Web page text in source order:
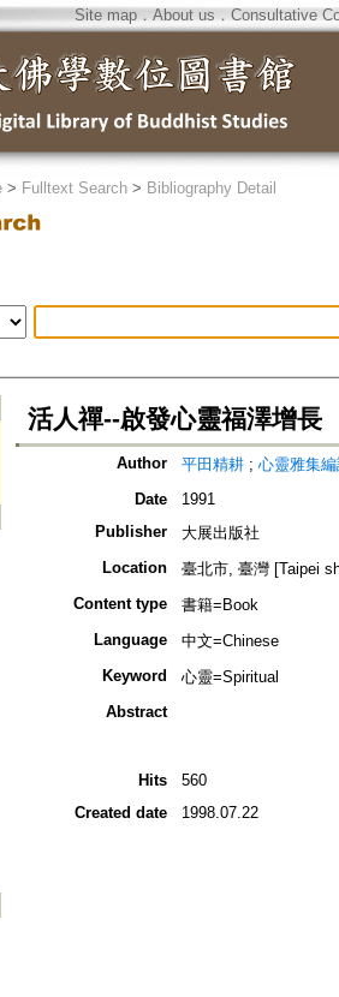
Site map．About us ． Consultative
> Fulltext Search > Bibliography Detail
活人禪--啟發心靈福澤增長
Author 平田精耕 ; 心靈雅集
Date
1991
Publisher
大展出版社
Location
臺北市, 臺灣 [Taipei
Content type
書籍=Book
Language
中文=Chinese
Keyword
心靈=Spiritual
Abstract
Hits
560
Created date
1998.07.22